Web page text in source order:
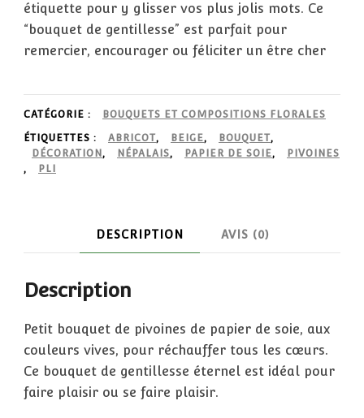
étiquette pour y glisser vos plus jolis mots. Ce
“bouquet de gentillesse” est parfait pour
remercier, encourager ou féliciter un être cher
CATÉGORIE : BOUQUETS ET COMPOSITIONS FLORALES
ÉTIQUETTES : ABRICOT, BEIGE, BOUQUET,
DÉCORATION , NÉPALAIS, PAPIER DE SOIE,
PIVOINES
,
PLI
DESCRIPTION AVIS (0)
Description
Petit bouquet de pivoines de papier de soie, aux
couleurs vives, pour réchauffer tous les cœurs.
Ce bouquet de gentillesse éternel est idéal pour
faire plaisir ou se faire plaisir.